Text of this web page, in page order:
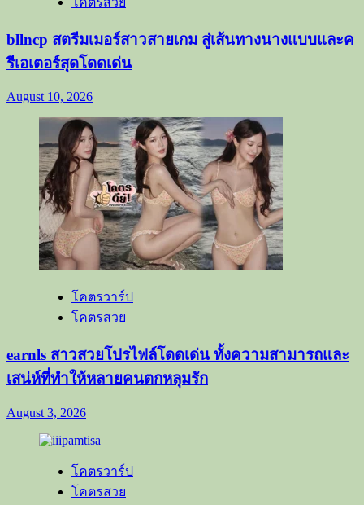
bllncp สตรีมเมอร์สาวสายเกม สู่เส้นทางนางแบบและค
รีเอเตอร์สุดโดดเด่น
August 10, 2026
โคตรวาร์ป
โคตรสวย
earnls สาวสวยโปรไฟล์โดดเด่น ทั้งความสามารถและ
เสน่ห์ที่ทำให้หลายคนตกหลุมรัก
August 3, 2026
โคตรวาร์ป
โคตรสวย